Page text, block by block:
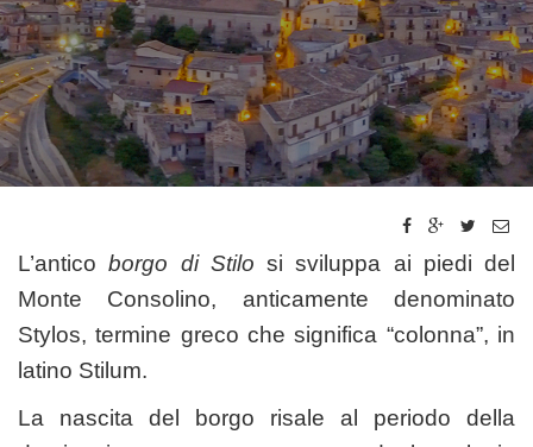
L’anticoborgo di Stilo si sviluppa ai piedi del
Monte Consolino, anticamente denominato
Stylos, termine greco che significa “colonna”, in
latino Stilum.
La nascita del borgo risale al periodo della